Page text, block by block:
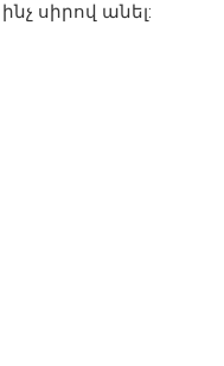
սիրով անել: